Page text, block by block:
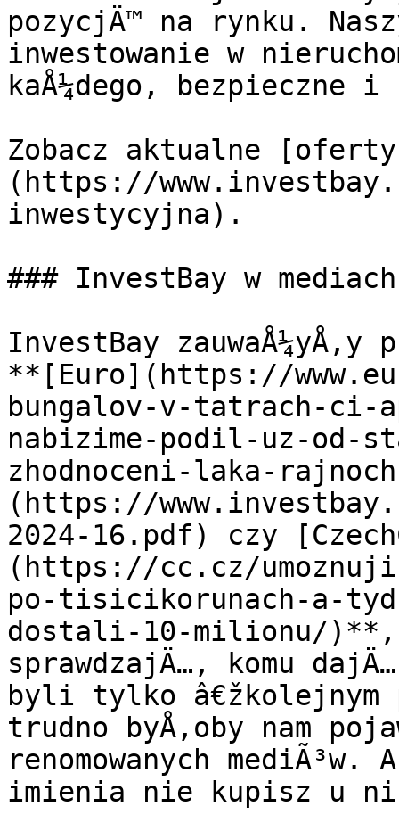
pozycjÄ™ na rynku.
inwestowanie w
kaÅ¼dego, bezpieczne i
Zobacz aktualne
(https://
inwestycyjna).
### InvestBay w
InvestBay
**[Euro](https://
bungalov-v-tatrach-ci-
nabizime-podil-uz-od-
zhodnoceni-laka-
(https://
2024-16.pdf) czy
(https://cc.cz/
po-tisicikorunach-a-
dostali-10-milionu/)**,
sprawdzajÄ…, komu
byli tylko â€žkolejnym
trudno byÅ‚oby nam
renomowanych
imienia nie kupisz u